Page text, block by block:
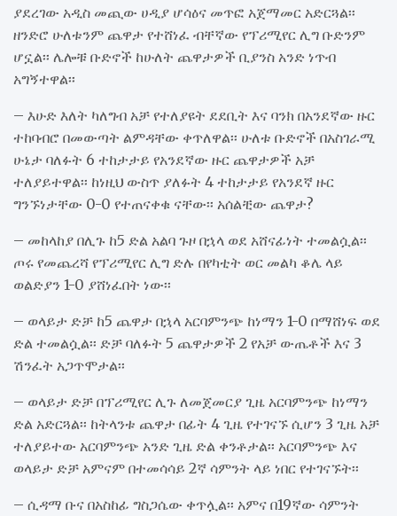
ያደረገው አዲስ መጪው ሀዲያ ሆሳዕና መጥፎ አጀማመር አድርጓል፡፡
ዘንድሮ ሁለቱንም ጨዋታ የተሸነፈ ብቸኛው የፕሪሚየር ሊግ ቡድንም
ሆኗል፡፡ ሌሎቹ ቡድኖች ከሁለት ጨዋታዎች ቢያንስ አንድ ነጥብ
አግኝተዋል፡፡
– እሁድ እለት ካለግብ አቻ የተለያዩት ደደቢት እና ባንክ በአንደኛው ዙር
ተከባብሮ በመውጣት ልምዳቸው ቀጥለዋል፡፡ ሁለቱ ቡድኖች በአስገራሚ
ሁኔታ ባለፉት 6 ተከታታይ የአንደኛው ዙር ጨዋታዎች አቻ
ተለያይተዋል፡፡ ከነዚህ ውስጥ ያለፉት 4 ተከታታይ የአንደኛ ዙር
ግንኙነታቸው 0-0 የተጠናቀቁ ናቸው፡፡ አሰልቺው ጨዋታ?
– መከላከያ በሊጉ ከ5 ድል አልባ ጉዞ በኋላ ወደ አሸናፊነት ተመልሷል፡፡
ጦሩ የመጨረሻ የፕሪሚየር ሊግ ድሉ በየካቲት ወር መልካ ቆሌ ላይ
ወልድያን 1-0 ያሸነፈበት ነው፡፡
– ወላይታ ድቻ ከ5 ጨዋታ በኋላ አርባምንጭ ከነማን 1-0 በማሸነፍ ወደ
ድል ተመልሷል፡፡ ድቻ ባለፉት 5 ጨዋታዎች 2 የአቻ ውጤቶች እና 3
ሽንፈት አጋጥሞታል፡፡
– ወላይታ ድቻ በፕሪሚየር ሊጉ ለመጀመርያ ጊዜ አርባምንጭ ከነማን
ድል አድርጓል፡፡ ከትላንቱ ጨዋታ በፊት 4 ጊዜ የተገናኙ ሲሆን 3 ጊዜ አቻ
ተለያይተው አርባምንጭ አንድ ጊዜ ድል ቀንቶታል፡፡ አርባምንጭ እና
ወላይታ ድቻ አምናም በተመሳሳይ 2ኛ ሳምንት ላይ ነበር የተገናኙት፡፡
– ሲዳማ ቡና በአስከፊ ግስጋሴው ቀጥሏል፡፡ አምና በ19ኛው ሳምንት